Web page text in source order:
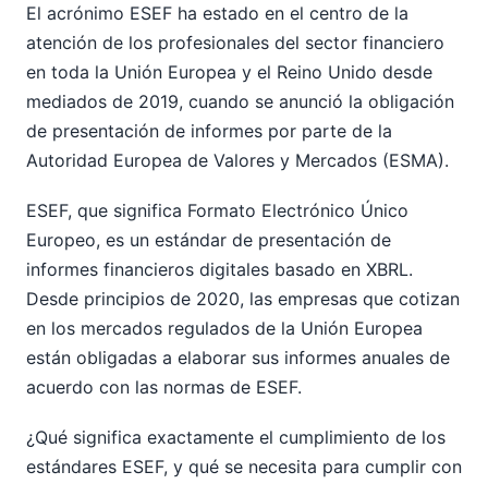
El acrónimo ESEF ha estado en el centro de la
atención de los profesionales del sector financiero
en toda la Unión Europea y el Reino Unido desde
mediados de 2019, cuando se anunció la obligación
de presentación de informes por parte de la
Autoridad Europea de Valores y Mercados (ESMA).
ESEF, que significa Formato Electrónico Único
Europeo, es un estándar de presentación de
informes financieros digitales basado en XBRL.
Desde principios de 2020, las empresas que cotizan
en los mercados regulados de la Unión Europea
están obligadas a elaborar sus informes anuales de
acuerdo con las normas de ESEF.
¿Qué significa exactamente el cumplimiento de los
estándares ESEF, y qué se necesita para cumplir con